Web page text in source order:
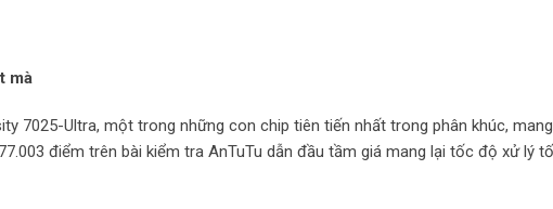
mà
7025-Ultra, một trong những con chip tiên tiến nhất trong phân khúc,
điểm trên bài kiểm tra AnTuTu dẫn đầu tầm giá mang lại tốc độ xử lý